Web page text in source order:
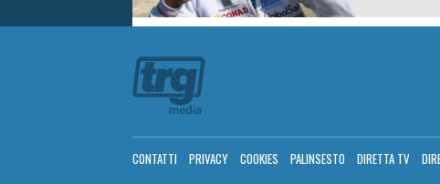
CONTATTI PRIVACY COOKIES PALINSESTO DIRETTA TV